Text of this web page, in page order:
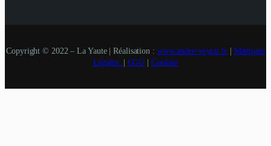
Copyright © 2022 – La Yaute | Réalisation : www.andre-veyrat.fr| Mentions
Légales.
CGU Cookies